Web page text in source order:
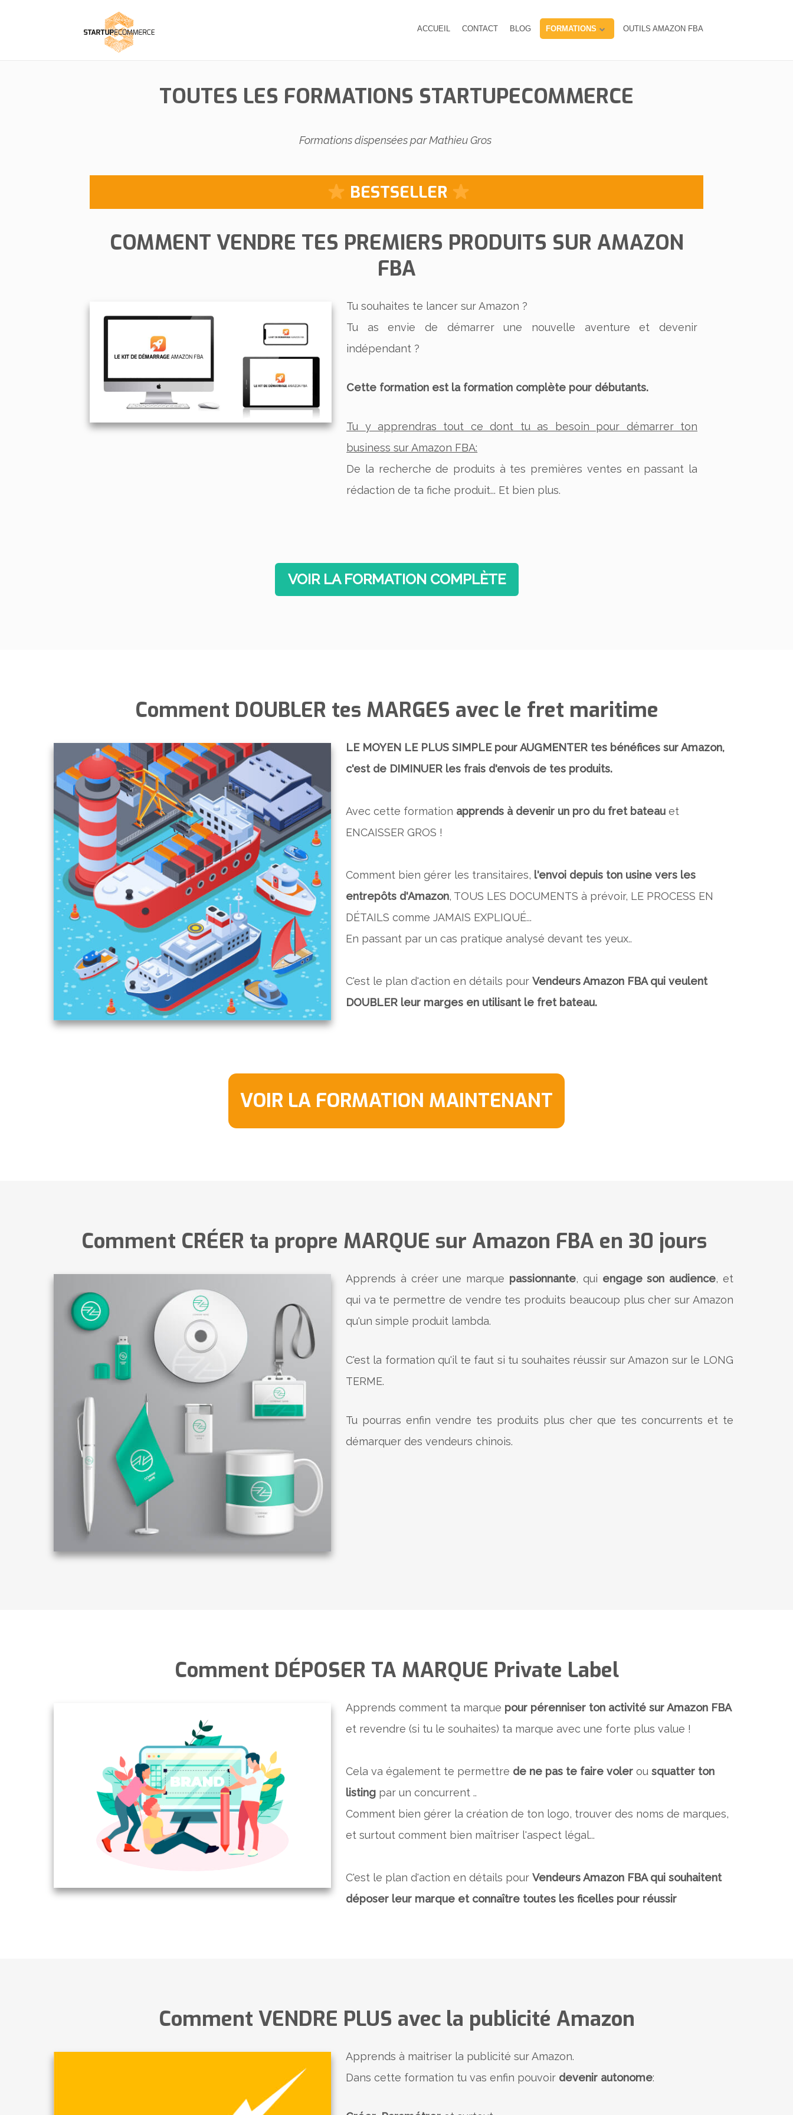
ACCUEIL CONTACT BLOG FORMATIONS OUTILS AMAZON FBA
TOUTES LES FORMATIONS STARTUPECOMMERCE
​Formations dispensées par Mathieu Gros
​BESTSELLER
​COMMENT VENDRE TES PREMIERS PRODUITS SUR AMAZON
FBA
​Tu souhaites te lancer sur Amazon ?
Tu as envie de démarrer une nouvelle aventure et devenir
indépendant ?
Cette formation est la formation complète pour débutants.
Tu y apprendras tout ce dont tu as besoin pour démarrer ton
business sur Amazon FBA:
De la recherche de produits à tes premières ventes en passant la
rédaction de ta fiche produit... Et bien plus.
​VOIR LA FORMATION COMPLÈTE
Comment DOUBLER tes MARGES avec le fret maritime
LE MOYEN LE PLUS SIMPLE pour AUGMENTER tes bénéfices sur Amazon,
c'est de DIMINUER les frais d'envois de tes produits.
Avec cette formation apprends à devenir un pro du fret bateauet ​
ENCAISSER GROS ! ​
Comment bien gérer les transitaires, l'envoi depuis ton usine vers les
entrepôts d'Amazon, TOUS LES DOCUMENTS à prévoir, LE PROCESS EN
DÉTAILS comme JAMAIS EXPLIQUÉ...
​En passant par un cas pratique analysé devant tes yeux..
C'est le plan d'action en détails pour Vendeurs Amazon FBA qui veulent
DOUBLER leur marges en utilisant le fret bateau.
​VOIR LA FORMATION MAINTENANT
​Comment CRÉER ta propre MARQUE sur Amazon FBA en 30 jours
​Apprends à créer une marque passionnante, qui engage son audience, et
qui va te permettre de vendre tes produits beaucoup plus cher sur Amazon
qu'un simple produit lambda.
C'est la formation qu'il te faut si tu souhaites réussir sur Amazon sur le LONG
TERME.
Tu pourras enfin ​vendre tes produits plus cher que tes concurrents et te
démarquer des vendeurs chinois.
Comment ​​DÉPOSER TA MARQUE Private Label
​Apprends ​comment ta marque pour pérenniser ton activité sur Amazon FBA
​et revendre (si tu le souhaites) ta marque avec une forte plus value !​​​
Cela va également te permettre de ne pas te faire volerou squatter ton
listing par un concurrent ..
Comment bien gérer la création de ton logo, trouver des noms de marques,
et surtout comment bien maîtriser l'aspect légal...
C'est le plan d'action en détails pour Vendeurs Amazon FBA qui ​souhaitent
déposer leur marque et connaître toutes les ficelles pour réussir
Comment ​​VENDRE PLUS avec la publicité Amazon
​Apprends à ​maitriser la publicité sur Amazon.
​Dans cette formation tu vas enfin pouvoir devenir autonome​: